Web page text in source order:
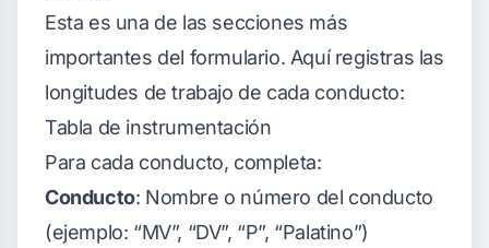
Esta es una de las secciones más
importantes del formulario. Aquí registras las
longitudes de trabajo de cada conducto:
Tabla de instrumentación
Para cada conducto, completa:
Conducto: Nombre o número del conducto
(ejemplo: “MV”, “DV”, “P”, “Palatino”)